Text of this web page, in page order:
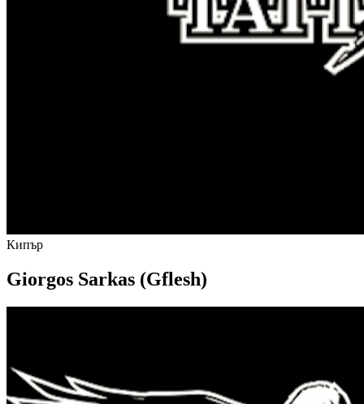
Кипър
Giorgos Sarkas (Gflesh)